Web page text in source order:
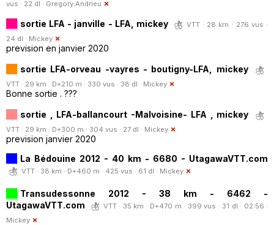
vus · 22 dl · Gregory.Andrieu
sortie LFA - janville - LFA, mickey
VTT · 28 km · 276 vus ·
24 dl · Mickey
prevision en janvier 2020
sortie LFA-orveau -vayres - boutigny-LFA, mickey
VTT · 29 km · D+210 m · 330 vus · 38 dl · Mickey
Bonne sortie . ???
sortie , LFA-ballancourt -Malvoisine- LFA , mickey
VTT · 29 km · D+300 m · 304 vus · 27 dl · Mickey
prevision janvier 2020
La Bédouine 2012 - 40 km - 6680 - UtagawaVTT.com
VTT · 38 km · D+460 m · 425 vus · 61 dl · Mickey
Transudessonne 2012 - 38 km - 6462 -
UtagawaVTT.com
VTT · 35 km · D+470 m · 399 vus · 31 dl · 02:56 ·
Mickey